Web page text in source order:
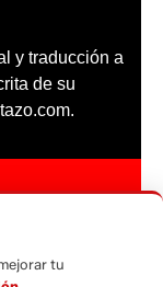
y traducción a
de su
tu